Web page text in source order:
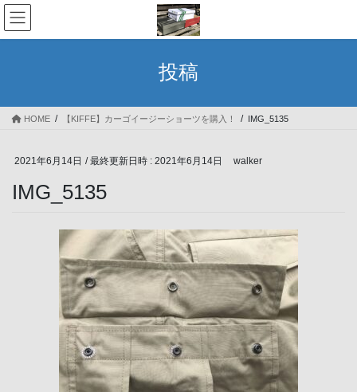
コ
ン
テ
ス
ナ
ビ
ゲ
ン
投稿
HOME 【KIFFE】カーゴイージーショーツを購入！ IMG_5135
2021年6月14日 / 最終更新日時 : 2021年6月14日 walker
IMG_5135